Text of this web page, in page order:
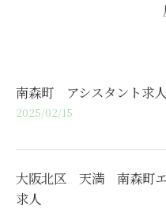
南森町 アシスタント求人
2025/02/15
大阪北区 天満 南森町
求人